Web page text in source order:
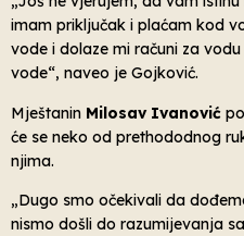
imam priključak i plaćam kod
vode i dolaze mi računi za
vode“, naveo je Gojković.
Mještanin Milosav Ivanović
će se neko od prethododnog
njima.
„Dugo smo očekivali da
nismo došli do razumijevanja